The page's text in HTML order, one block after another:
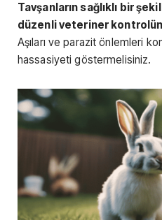
Tavşanların sağlıklı bir
düzenli veteriner
Aşıları ve parazit önlemleri
hassasiyeti göstermelisiniz.